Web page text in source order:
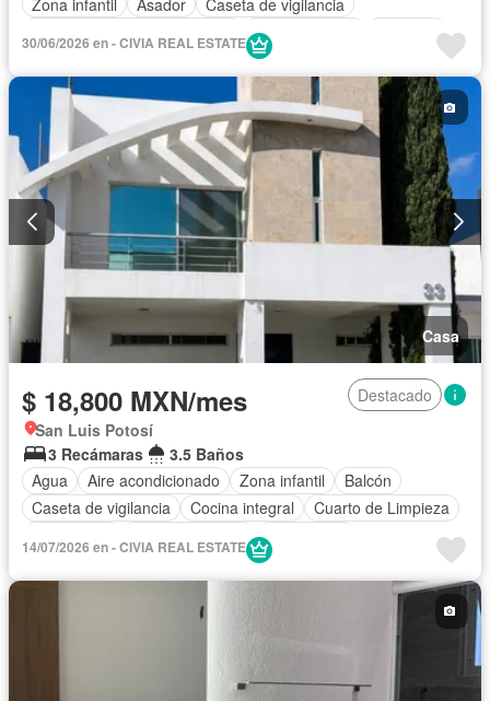
Cocina integral
Conserje
Estacionamiento
Gimnasio
Despacho
Recámara con closet
Azotea
Sala polivalente
Seguridad
Televisión por cable
Terraza
Vista panorámica
Wifi Permite niños Sin amueblar
30/06/2026 en - CIVIA REAL ESTATE
Casa
$ 18,800 MXN/mes
Destacado
San Luis Potosí
3 Recámaras
3.5 Baños
Agua
Aire acondicionado Zona infantil
Balcón
Caseta de vigilancia
Cocina integral
Cuarto de Limpieza
Gas natural
Seguridad
14/07/2026 en - CIVIA REAL ESTATE